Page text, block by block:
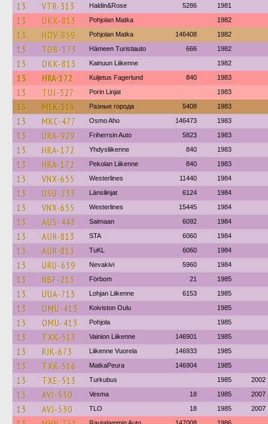
13 VTR-313 Haldin&Rose 5286 1981
13 OKK-813 Pohjolan Matka 1982
13 HOV-859 Pohjolan Matka 146408 1982
13 TOB-173 Hämeen Turistiauto 666 1982
13 OKK-813 Kainuun Liikenne 1982
13 HRA-172 Kuljetus Fagerlund 840 1983
13 TUJ-327 Porin Linjat 1983
13 MEK-513 Разные города 5408 1983
13 MKC-477 Osmo Aho 146473 1983
13 URA-929 Friherrsin Auto 5823 1983
13 HRA-172 Yhdysliikenne 840 1983
13 HRA-172 Pekolan Liikenne 840 1983
13 VNX-655 Westerlines 11440 1984
13 USU-233 Länsilinjat 6124 1984
13 VNX-655 Westerlines 15445 1984
13 AUS-443 Saimaan 6092 1984
13 AUR-813 STA 6060 1984
13 AUR-813 TuKL 6060 1984
13 URU-639 Nevakivi 5960 1984
13 NBF-213 Förbom 21 1985
13 UUA-713 Lohjan Liikenne 6153 1985
13 OMU-413 Koiviston Oulu 1985
13 OMU-413 Pohjola 1985
13 TXK-513 Vainion Liikenne 146901 1985
13 RJK-673 Liikenne Vuorela 146933 1985
13 TXK-516 MatkaPeura 146904 1985
13 TXE-513 Turkubus 1985 2002
13 AVJ-530 Vesma 18 1985 2007
13 AVJ-530 TLO 18 1985 2007